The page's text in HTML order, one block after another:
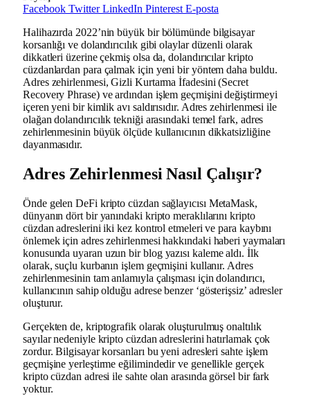
Facebook Twitter LinkedIn Pinterest E-posta
Halihazırda 2022’nin büyük bir bölümünde bilgisayar
korsanlığı ve dolandırıcılık gibi olaylar düzenli olarak
dikkatleri üzerine çekmiş olsa da, dolandırıcılar kripto
cüzdanlardan para çalmak için yeni bir yöntem daha buldu.
Adres zehirlenmesi, Gizli Kurtarma İfadesini (Secret
Recovery Phrase) ve ardından işlem geçmişini değiştirmeyi
içeren yeni bir kimlik avı saldırısıdır. Adres zehirlenmesi ile
olağan dolandırıcılık tekniği arasındaki temel fark, adres
zehirlenmesinin büyük ölçüde kullanıcının dikkatsizliğine
dayanmasıdır.
Adres Zehirlenmesi Nasıl Çalışır?
Önde gelen DeFi kripto cüzdan sağlayıcısı MetaMask,
dünyanın dört bir yanındaki kripto meraklılarını kripto
cüzdan adreslerini iki kez kontrol etmeleri ve para kaybını
önlemek için adres zehirlenmesi hakkındaki haberi yaymaları
konusunda uyaran uzun bir blog yazısı kaleme aldı. İlk
olarak, suçlu kurbanın işlem geçmişini kullanır. Adres
zehirlenmesinin tam anlamıyla çalışması için dolandırıcı,
kullanıcının sahip olduğu adrese benzer ‘gösterişsiz’ adresler
oluşturur.
Gerçekten de, kriptografik olarak oluşturulmuş onaltılık
sayılar nedeniyle kripto cüzdan adreslerini hatırlamak çok
zordur. Bilgisayar korsanları bu yeni adresleri sahte işlem
geçmişine yerleştirme eğilimindedir ve genellikle gerçek
kripto cüzdan adresi ile sahte olan arasında görsel bir fark
yoktur.